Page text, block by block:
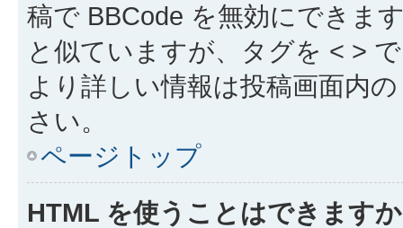
稿で BBCode を無効にできま
と似ていますが、タグを < >
より詳しい情報は投稿画面内
さい。
ページトップ
HTML を使うことはできます